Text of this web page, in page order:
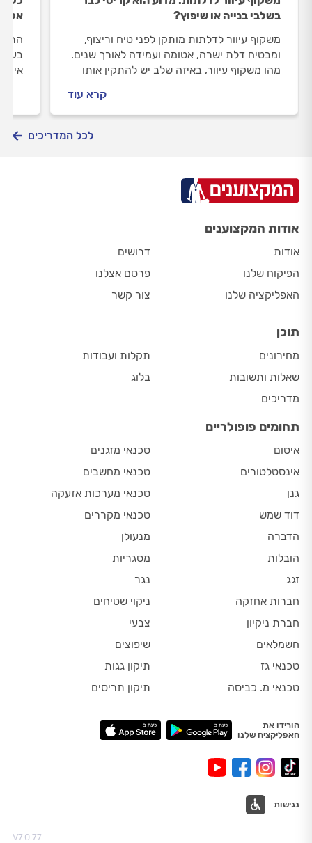
בשלבי בנייה או שיפוץ?
משקוף עיוור לדלתות מותקן לפני טיח וריצוף,
ומבטיח דלת ישרה, אטומה ועמידה לאורך שנים.
מהו משקוף עיוור, באיזה שלב יש להתקין אותו
קרא עוד
איך
לכל המדריכים
אודות המקצוענים
אודות
הפיקוח שלנו
האפליקציה שלנו
דרושים
פרסם אצלנו
צור קשר
תוכן
מחירונים
שאלות ותשובות
מדריכים
תקלות ועבודות
בלוג
תחומים פופולריים
איטום
אינסטלטורים
גנן
דוד שמש
הדברה
הובלות
זגג
חברות אחזקה
חברת ניקיון
חשמלאים
טכנאי גז
טכנאי מ. כביסה
טכנאי מזגנים
טכנאי מחשבים
טכנאי מערכות אזעקה
טכנאי מקררים
מנעולן
מסגריות
נגר
ניקוי שטיחים
צבעי
שיפוצים
תיקון גגות
תיקון תריסים
הורידו את
האפליקציה שלנו
נגישות
V7.0.77